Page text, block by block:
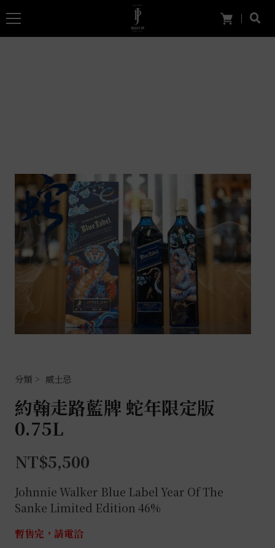
威士忌
約翰走路藍牌 蛇年限定版
0.75L
NT$5,500
Johnnie Walker Blue Label Year Of The
Sanke Limited Edition 46%
暫售完，請電洽